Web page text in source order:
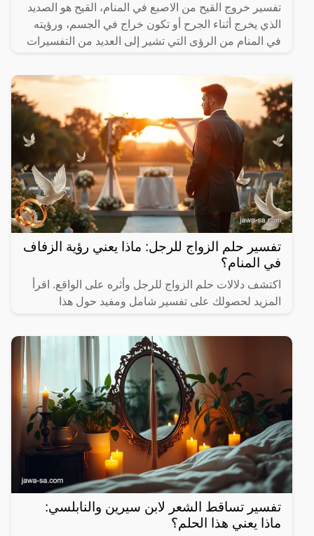
تفسير خروج القيح من الاصبع في المنام، القيح هو الصديد
الذي يخرج أثناء الجرح أو تكون خراج في الجسم، ورؤيته
في المنام من الرؤى التي تشير إلى العديد من التفسيرات
تفسير حلم الزواج للرجل: ماذا يعني رؤية الزفاف
في المنام؟
اكتشف دلالات حلم الزواج للرجل وأثره على الواقع. اقرأ
المزيد لحصولك على تفسير شامل ومفيد حول هذا
تفسير تساقط الشعر لابن سيرين والنابلسي:
ماذا يعني هذا الحلم؟